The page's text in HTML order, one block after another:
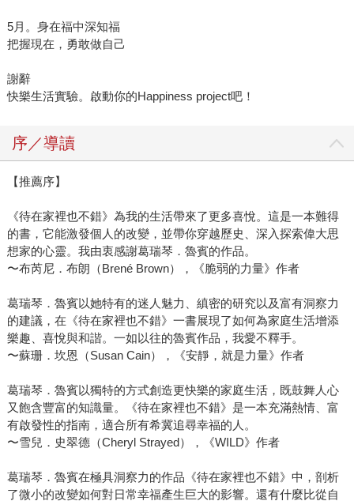
5月。身在福中深知福
把握現在，勇敢做自己
謝辭
快樂生活實驗。啟動你的Happiness project吧！
序／導讀
【推薦序】
《待在家裡也不錯》為我的生活帶來了更多喜悅。這是一本難得
的書，它能激發個人的改變，並帶你穿越歷史、深入探索偉大思
想家的心靈。我由衷感謝葛瑞琴．魯賓的作品。
〜布芮尼．布朗（Brené Brown），《脆弱的力量》作者
葛瑞琴．魯賓以她特有的迷人魅力、縝密的研究以及富有洞察力
的建議，在《待在家裡也不錯》一書展現了如何為家庭生活增添
樂趣、喜悅與和諧。一如以往的魯賓作品，我愛不釋手。
〜蘇珊．坎恩（Susan Cain），《安靜，就是力量》作者
葛瑞琴．魯賓以獨特的方式創造更快樂的家庭生活，既鼓舞人心
又飽含豐富的知識量。《待在家裡也不錯》是一本充滿熱情、富
有啟發性的指南，適合所有希冀追尋幸福的人。
〜雪兒．史翠德（Cheryl Strayed），《WILD》作者
葛瑞琴．魯賓在極具洞察力的作品《待在家裡也不錯》中，剖析
了微小的改變如何對日常幸福產生巨大的影響。還有什麼比從自